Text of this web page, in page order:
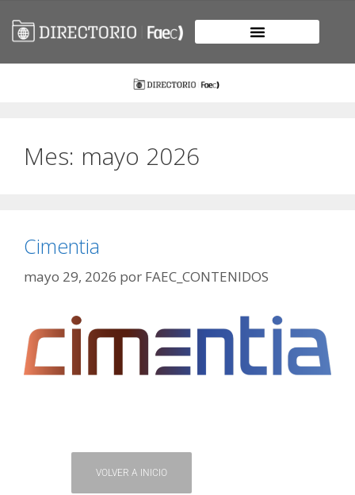
Mes: mayo 2026
Cimentia
mayo 29, 2026 por FAEC_CONTENIDOS
VOLVER A INICIO